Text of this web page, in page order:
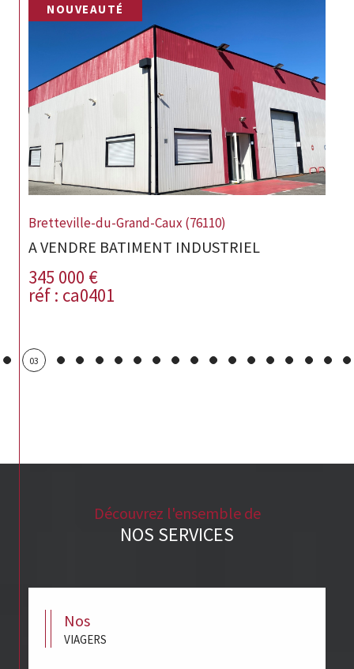
NOUVEAUTÉ
Bretteville-du-Grand-Caux (76110)
A VENDRE BATIMENT INDUSTRIEL
345 000 €
réf : ca0401
03
Découvrez l'ensemble de
NOS SERVICES
nos
VIAGERS